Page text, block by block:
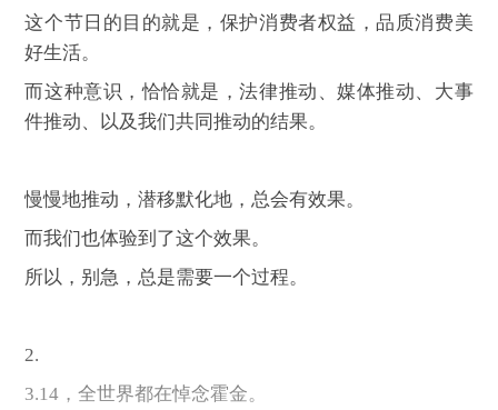
这个节日的目的就是，保护消费者权益，品质消费美
好生活。
而这种意识，恰恰就是，法律推动、媒体推动、大事
件推动、以及我们共同推动的结果。
慢慢地推动，潜移默化地，总会有效果。
而我们也体验到了这个效果。
所以，别急，总是需要一个过程。
2.
3.14 ，全世界都在悼念霍金。